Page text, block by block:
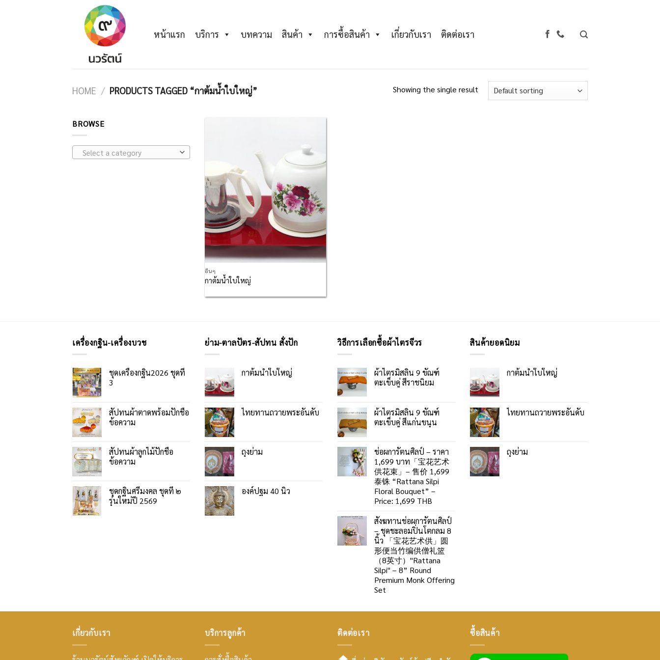
หน้าแรก บริการ บทความ สินค้า การซื้อสินค้า เกี่ยวกับเรา ติดต่อเรา
HOME / PRODUCTS TAGGED “กาต้มน้ำใบใหญ่” Showing the single result
BROWSE
Select a category
Wishlist
อื่นๆ
กาต้มน้ำใบใหญ่
เครื่องกฐิน-เครื่องบวช
ชุดเครื่องกฐิน2026 ชุดที่
3
สัปทนผ้าตาดพร้อมปักชื่อ
ข้อความ
สัปทนผ้าลูกไม้ปักชื่อ
ข้อความ
ชุดกฐินศรีมงคล ชุดที่ ๒
รุ่นใหม่ปี 2569
ย่าม-ตาลปัตร-สัปทน สั่งปัก
กาต้มน้ำใบใหญ่
ไทยทานถวายพระอันดับ
ถุงย่าม
องค์ปฐม 40 นิ้ว
วิธีการเลือกซื้อผ้าไตรจีวร
ผ้าไตรมิสลิน 9 ขัณฑ์
ตะเข็บคู่ สีราชนิยม
ผ้าไตรมิสลิน 9 ขัณฑ์
ตะเข็บคู่ สีแก่นขนุน
ช่อผการัตนศิลป์ – ราคา
1,699 บาท「宝花艺术
供花束」– 售价 1,699
泰铢 “Rattana Silpi
Floral Bouquet” –
Price: 1,699 THB
สังฆทานช่อผการัตนศิลป์
– ชุดชะลอมปิ่นโตกลม 8
นิ้ว 「宝花艺术供」圆
形便当竹编供僧礼篮
（8英寸）"Rattana
Silpi" – 8” Round
Premium Monk Offering
Set
สินค้ายอดนิยม
กาต้มน้ำใบใหญ่
ไทยทานถวายพระอันดับ
ถุงย่าม
เกี่ยวกับเรา บริการลูกค้า ติดต่อเรา ซื้อสินค้า